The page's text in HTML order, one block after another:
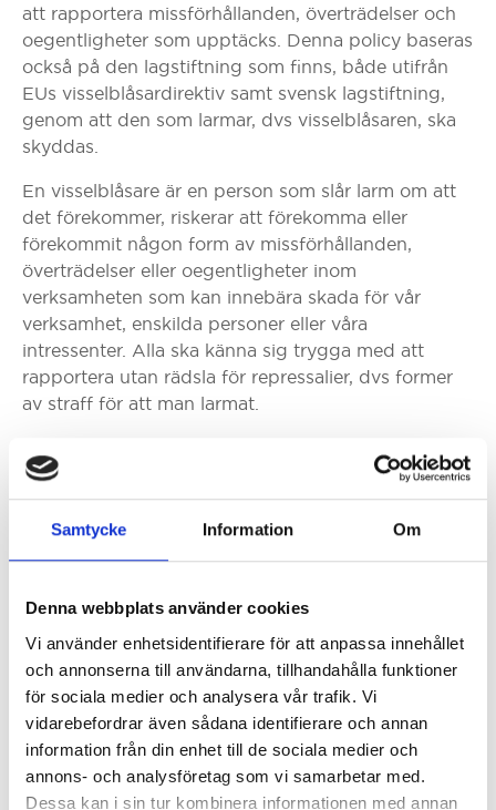
Samtycke Information Om
Denna webbplats använder cookies
Vi använder enhetsidentifierare för att anpassa innehållet
och annonserna till användarna, tillhandahålla funktioner
för sociala medier och analysera vår trafik. Vi
vidarebefordrar även sådana identifierare och annan
information från din enhet till de sociala medier och
annons- och analysföretag som vi samarbetar med.
Dessa kan i sin tur kombinera informationen med annan
att rapportera missförhållanden, överträdelser och
oegentligheter som upptäcks. Denna policy baseras
också på den lagstiftning som finns, både utifrån
EUs visselblåsardirektiv samt svensk lagstiftning,
genom att den som larmar, dvs visselblåsaren, ska
skyddas.
En visselblåsare är en person som slår larm om att
det förekommer, riskerar att förekomma eller
förekommit någon form av missförhållanden,
överträdelser eller oegentligheter inom
verksamheten som kan innebära skada för vår
verksamhet, enskilda personer eller våra
intressenter. Alla ska känna sig trygga med att
rapportera utan rädsla för repressalier, dvs former
av straff för att man larmat.
rapportera?
Denna policy vänder sig till de som både i sin
anställning, kunder eller på annat sätt har en direkt
Skyddet gäller personer som har fått del av eller
inhämtat informationen under tiden man varit
kopplad till verksamheten. Information man fått del
av innan man börjat i verksamheten, under tiden
eller efter att man har slutat i verksamheten.
Skyddet gäller även för personer som bistår den
rapporterande personen till exempel fackligt
ombud, skyddsombud.